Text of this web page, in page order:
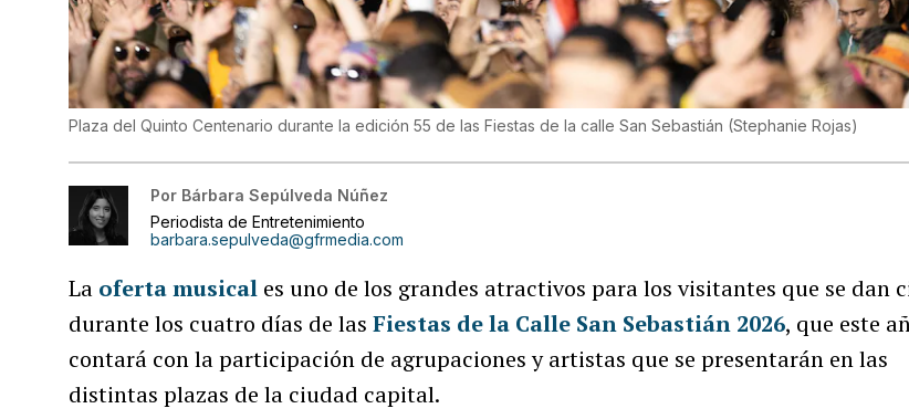
Plaza del Quinto Centenario durante la edición 55 de las Fiestas de la calle San Sebastián (Stephanie Rojas)
Por Bárbara Sepúlveda Núñez
Periodista de Entretenimiento
barbara.sepulveda@gfrmedia.com
La oferta musical es uno de los grandes atractivos para los visitantes que se dan
durante los cuatro días de lasFiestas de la Calle San Sebastián 2026, que este
contará con la participación de agrupaciones y artistas que se presentarán en las
distintas plazas de la ciudad capital.